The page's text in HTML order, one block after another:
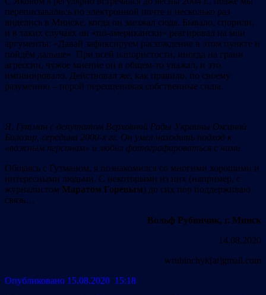
переписывались по электронной почте и несколько раз
виделись в Минске, когда он заезжал сюда. Бывало, спорили,
и в таких случаях он «по-американски» реагировал на мои
аргументы: «Давай зафиксируем расхождение в этом пункте и
пойдём дальше». При всей напористости, иногда на грани
агрессии, чужое мнение он в общем-то уважал, и это
импонировало. Действовал же, как правило, по своему
разумению – порой переоценивая собственные силы.
Я. Гутман с депутатом Верховной Рады Украины Оксаной
Билозир, середина 2000-х гг. Oн умел находить подход к
«важным персонам» и любил фотографироваться с ними
Общаясь с Гутманом, я познакомился со многими хорошими и
интересными людьми. С некоторыми из них (например, с
журналистом Маратом Горевым) до сих пор поддерживаю
связь…
Вольф Рубинчик, г. Минск
14.08.2020
wrubinchyk[at]gmail.com
Опубликовано 15.08.2020 15:18